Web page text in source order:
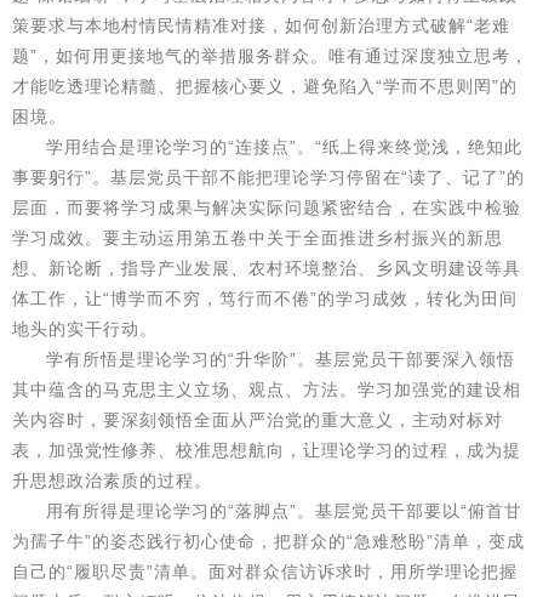
策要求与本地村情民情精准对接，如何创新治理方式破解“老难
题”，如何用更接地气的举措服务群众。唯有通过深度独立思考，
才能吃透理论精髓、把握核心要义，避免陷入“学而不思则罔”的
困境。
学用结合是理论学习的“连接点”。“纸上得来终觉浅，绝知此
事要躬行”。基层党员干部不能把理论学习停留在“读了、记了”的
层面，而要将学习成果与解决实际问题紧密结合，在实践中检验
学习成效。要主动运用第五卷中关于全面推进乡村振兴的新思
想、新论断，指导产业发展、农村环境整治、乡风文明建设等具
体工作，让“博学而不穷，笃行而不倦”的学习成效，转化为田间
地头的实干行动。
学有所悟是理论学习的“升华阶”。基层党员干部要深入领悟
其中蕴含的马克思主义立场、观点、方法。学习加强党的建设相
关内容时，要深刻领悟全面从严治党的重大意义，主动对标对
表，加强党性修养、校准思想航向，让理论学习的过程，成为提
升思想政治素质的过程。
用有所得是理论学习的“落脚点”。基层党员干部要以“俯首甘
为孺子牛”的姿态践行初心使命，把群众的“急难愁盼”清单，变成
自己的“履职尽责”清单。面对群众信访诉求时，用所学理论把握